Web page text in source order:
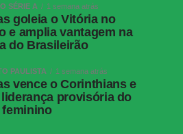
R$ 2.730.474,53
Palmeiras: Jhon Arias (5′ 1ºT), Allan
(40′ 1ºT), Jhon Arias (44′ 1ºT),
Andreas Pereira (5′ 2ºT)<br>Junior
Barranquilla: Luis Muriel (35′ 1ºT)
Junior Barranquilla: Yimmi Chará,
SÉRIE A 1 semana atrás
goleia o Vitória no
e amplia vantagem na
do Brasileirão
PAULISTA 1 semana atrás
vence o Corinthians e
provisória do
feminino